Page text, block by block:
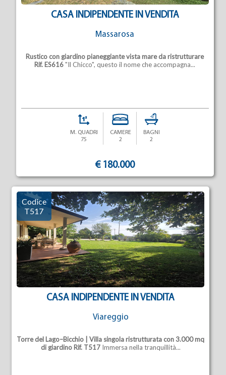
CASA INDIPENDENTE IN VENDITA
Massarosa
Rustico con giardino pianeggiante vista mare da ristrutturare
Rif. ES616"Il Chicco", questo il nome che accompagna...
M. QUADRI
75
CAMERE
2
BAGNI
2
€ 180.000
CASA INDIPENDENTE IN VENDITA
Viareggio
Codice
T517
Torre del Lago–Bicchio | Villa singola ristrutturata con 3.000 mq
di giardino Rif. T517Immersa nella tranquillità...